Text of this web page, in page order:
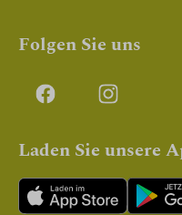
Folgen Sie uns
Laden Sie unsere